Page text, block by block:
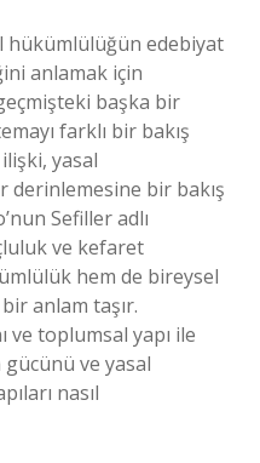
hükümlülüğün edebiyat
anlamak için
başka bir
farklı bir bakış
yasal
bir bakış
Sefiller adlı
ve kefaret
hem de bireysel
anlam taşır.
ve toplumsal yapı ile
ve yasal
nasıl